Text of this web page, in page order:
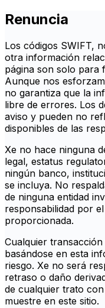
Renuncia
Los códigos SWIFT,
otra información
página son solo para
Aunque nos
no garantiza que la
libre de errores. Los
aviso y pueden no
disponibles de las
Xe no hace ninguna
legal, estatus
ningún banco,
se incluya. No
de ninguna entidad
responsabilidad por
proporcionada.
Cualquier
basándose en esta
riesgo. Xe no será
retraso o daño
de cualquier trato
muestre en este sitio.